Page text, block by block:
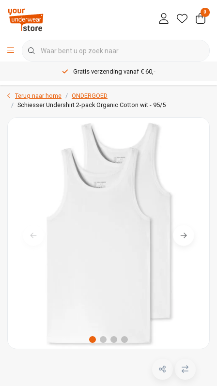
0
Gratis verzending vanaf € 60,-
Terug naar home
ONDERGOED
Schiesser Undershirt 2-pack Organic Cotton wit - 95/5